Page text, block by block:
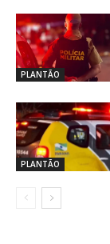
PLANTÃO
PLANTÃO